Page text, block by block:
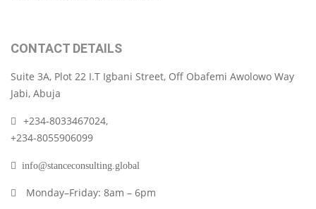
CONTACT DETAILS
Suite 3A, Plot 22 I.T Igbani Street, Off Obafemi Awolowo Way
Jabi, Abuja
+234-8033467024,
+234-8055906099
info@stanceconsulting.global
Monday–Friday: 8am – 6pm